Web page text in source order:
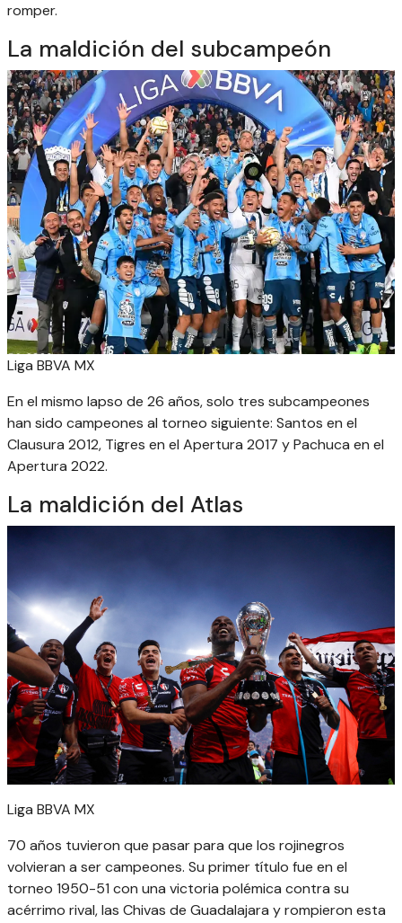
romper.
La maldición del subcampeón
Liga BBVA MX
En el mismo lapso de 26 años, solo tres subcampeones
han sido campeones al torneo siguiente: Santos en el
Clausura 2012, Tigres en el Apertura 2017 y Pachuca en el
Apertura 2022.
La maldición del Atlas
Liga BBVA MX
70 años tuvieron que pasar para que los rojinegros
volvieran a ser campeones. Su primer título fue en el
torneo 1950-51 con una victoria polémica contra su
acérrimo rival, las Chivas de Guadalajara y rompieron esta